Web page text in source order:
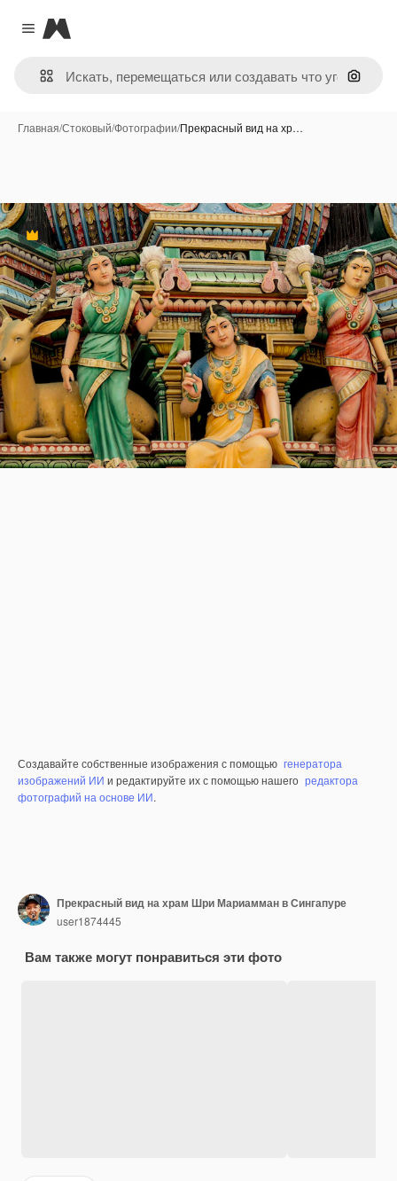
Close menu
Magnific
Поиск
Главная/Стоковый/Фотографии/Прекрасный вид на хр…
Премиум
Создавайте собственные изображения с помощью генератора
изображений ИИ и редактируйте их с помощью нашего редактора
фотографий на основе ИИ.
Прекрасный вид на храм Шри Мариамман в Сингапуре
user1874445
Вам также могут понравиться эти фото